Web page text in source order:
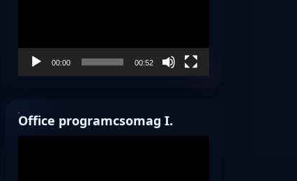
00:00 00:52
Office programcsomag I.